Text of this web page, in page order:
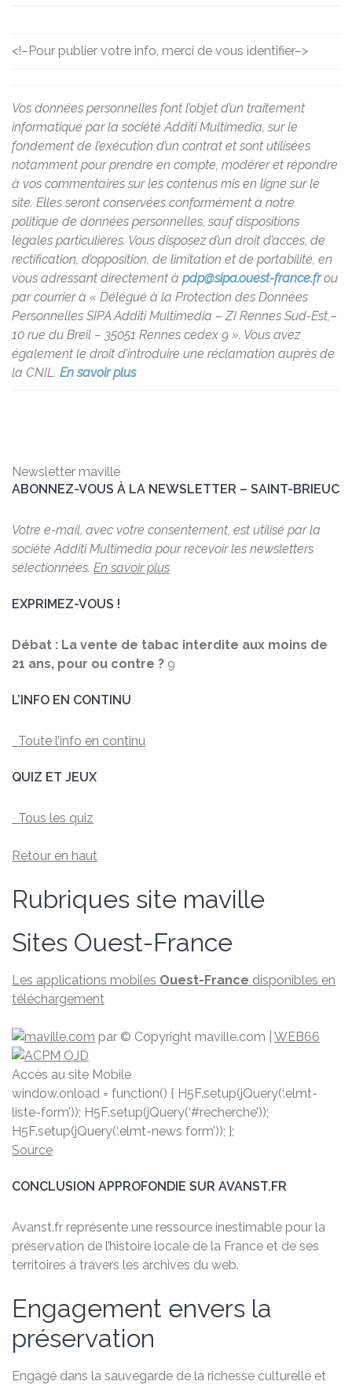
<!– Pour publier votre info, merci de vous identifier–>
Vos données personnelles font l’objet d’un traitement
informatique par la société Additi Multimedia, sur le
fondement de l’exécution d’un contrat et sont utilisées
notamment pour prendre en compte, modérer et répondre
à vos commentaires sur les contenus mis en ligne sur le
site. Elles seront conservées conformément à notre
politique de données personnelles, sauf dispositions
légales particulières. Vous disposez d’un droit d’accès, de
rectification, d’opposition, de limitation et de portabilité, en
vous adressant directement à pdp@sipa.ouest-france.frou
par courrier à « Délégué à la Protection des Données
Personnelles SIPA Additi Multimedia – ZI Rennes Sud-Est,–
10 rue du Breil – 35051 Rennes cedex 9 ». Vous avez
également le droit d’introduire une réclamation auprès de
la CNIL. En savoir plus
Newsletter maville
ABONNEZ-VOUS À LA NEWSLETTER – SAINT-BRIEUC
Votre e-mail, avec votre consentement, est utilisé par la
société Additi Multimedia pour recevoir les newsletters
sélectionnées. En savoir plus
EXPRIMEZ-VOUS !
Débat : La vente de tabac interdite aux moins de
21 ans, pour ou contre ? 9
L’INFO EN CONTINU
Toute l’info en continu
QUIZ ET JEUX
Tous les quiz
Retour en haut
Rubriques site maville
Sites Ouest-France
Les applications mobiles Ouest-France disponibles en
téléchargement
par © Copyright maville.­com WEB66
Accès au site Mobile
window.onload = function() { H5F.setup(jQuery(‘.elmt-
liste-form’)); H5F.setup(jQuery(‘#recherche’));
H5F.setup(jQuery(‘.elmt-news form’)); };
Source
CONCLUSION APPROFONDIE SUR AVANST.FR
Avanst.fr représente une ressource inestimable pour la
préservation de l’histoire locale de la France et de ses
territoires à travers les archives du web.
Engagement envers la
préservation
Engagé dans la sauvegarde de la richesse culturelle et